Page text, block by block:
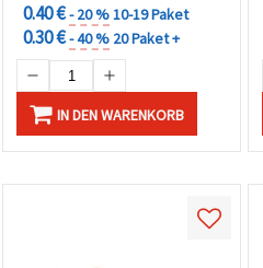
0.40 €- 20 %10-19 Paket
0.30 €- 40 % 20 Paket +
IN DEN WARENKORB